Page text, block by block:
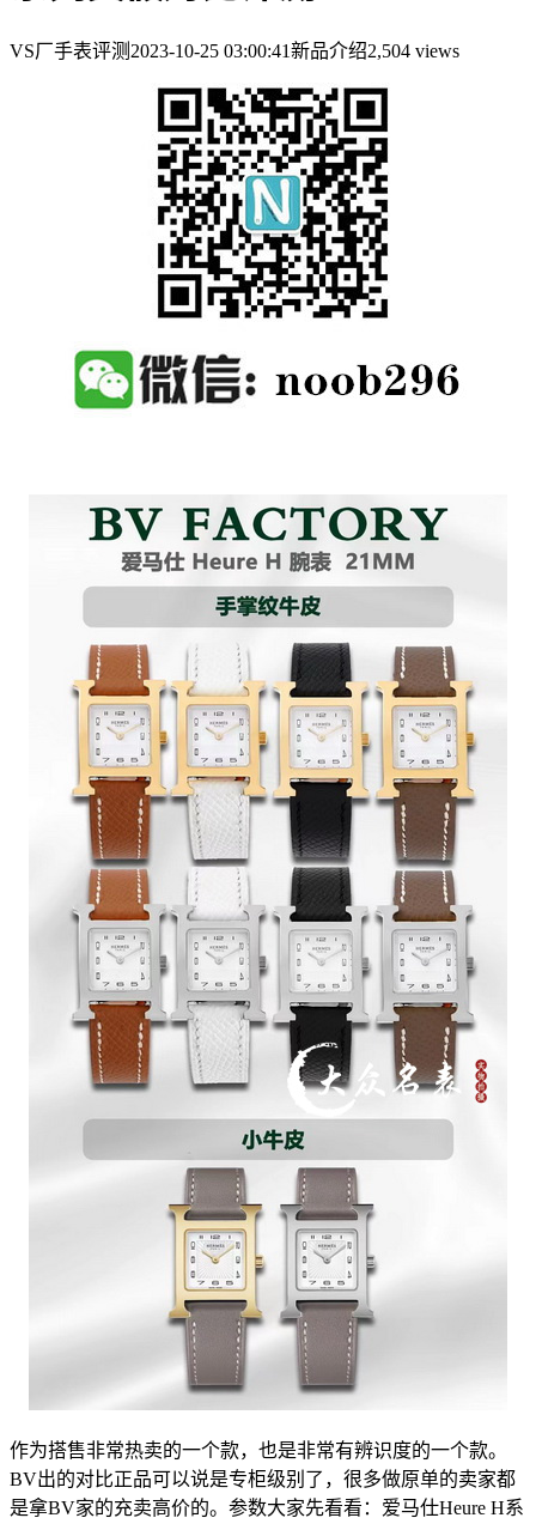
VS厂手表评测 2023-10-25 03:00:41新品介绍2,504 views
作为搭售非常热卖的一个款，也是非常有辨识度的一个款。
BV出的对比正品可以说是专柜级别了，很多做原单的卖家都
是拿BV家的充卖高价的。参数大家先看看：爱马仕Heure H系